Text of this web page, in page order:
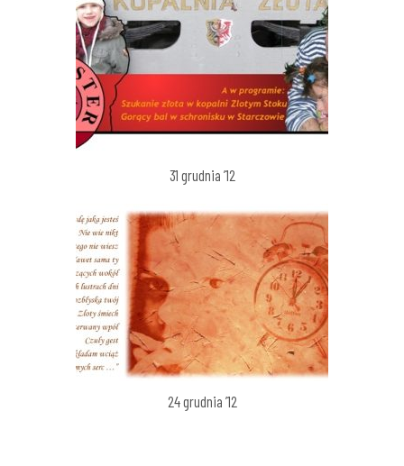
31 grudnia ’12
24 grudnia ’12